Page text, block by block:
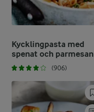
Kycklingpasta med
spenat och parmesan
(906)